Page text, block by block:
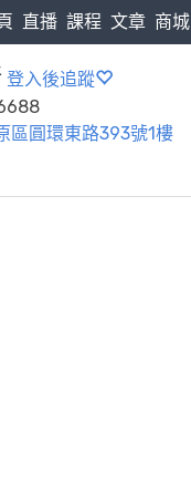
直播 課程 文章 商城
登入後追蹤
區圓環東路393號1樓